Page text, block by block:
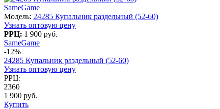
SameGame
Модель: 24285 Купальник раздельный (52-60)
Узнать оптовую цену
РРЦ: 1 900 руб.
SameGame
-12%
24285 Купальник раздельный (52-60)
Узнать оптовую цену
РРЦ:
2360
1 900 руб.
Купить